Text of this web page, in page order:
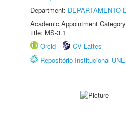
Department: DEPARTAMENTO
Academic Appointment
title: MS-3.1
Orcid
CV Lattes
Repositório Institucional